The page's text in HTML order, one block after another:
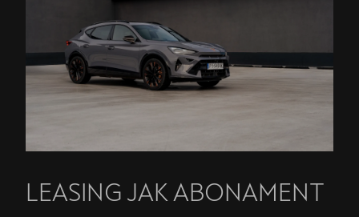
LEASING JAK ABONAMENT